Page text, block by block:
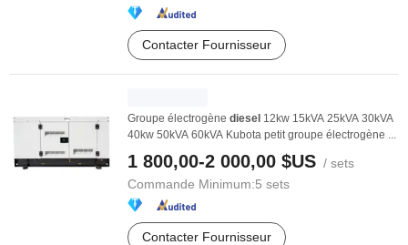
Contacter Fournisseur
Groupe électrogène diesel 12kw 15kVA 25kVA 30kVA
40kw 50kVA 60kVA Kubota petit groupe électrogène ...
1 800,00-2 000,00 $US / sets
Commande Minimum:5 sets
Contacter Fournisseur